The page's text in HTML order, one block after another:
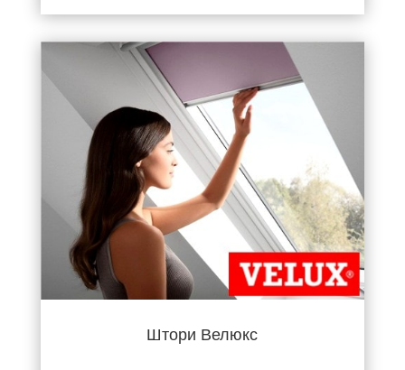
Штори Велюкс